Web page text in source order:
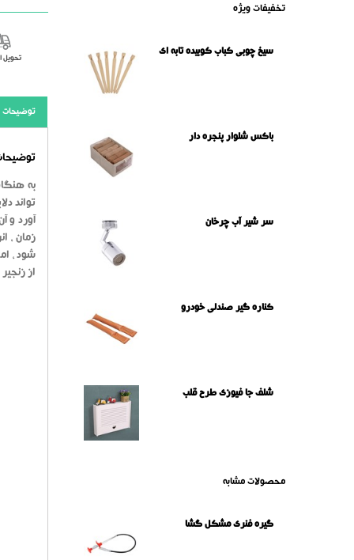
توضیحات
به
تواند
آورد و
زمان ،
شود ،
از
تخفیفات ویژه
سیخ چوبی کباب کوبیده تابه ای
باکس شلوار پنجره دار
سر شیر آب چرخان
کناره گیر صندلی خودرو
شلف جا فیوزی طرح قلب
محصولات مشابه
گیره فنری مشکل گشا